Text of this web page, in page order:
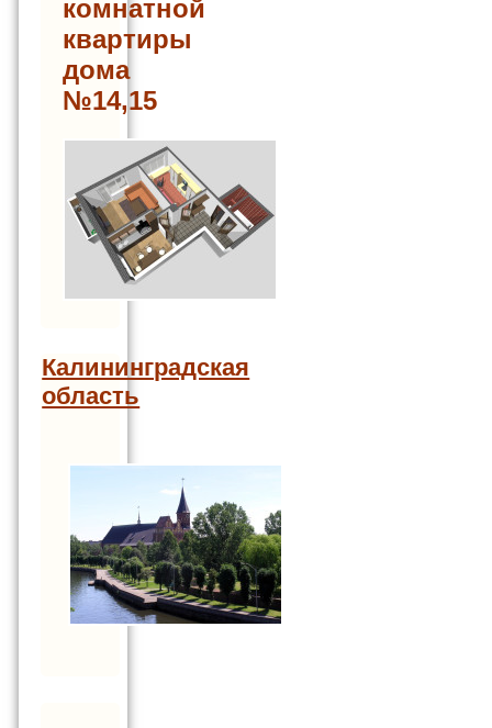
комнатной
квартиры
дома
№14,15
Калининградская
область